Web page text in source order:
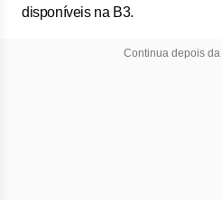
disponíveis na B3.
Continua depois